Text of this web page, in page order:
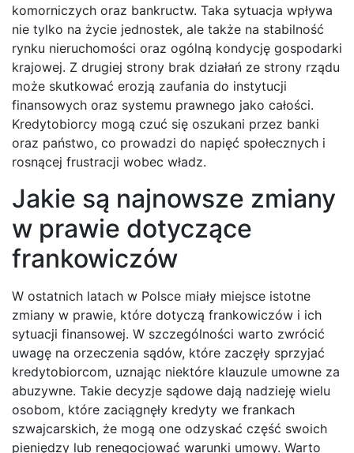
komorniczych oraz bankructw. Taka sytuacja wpływa
nie tylko na życie jednostek, ale także na stabilność
rynku nieruchomości oraz ogólną kondycję gospodarki
krajowej. Z drugiej strony brak działań ze strony rządu
może skutkować erozją zaufania do instytucji
finansowych oraz systemu prawnego jako całości.
Kredytobiorcy mogą czuć się oszukani przez banki
oraz państwo, co prowadzi do napięć społecznych i
rosnącej frustracji wobec władz.
Jakie są najnowsze zmiany
w prawie dotyczące
frankowiczów
W ostatnich latach w Polsce miały miejsce istotne
zmiany w prawie, które dotyczą frankowiczów i ich
sytuacji finansowej. W szczególności warto zwrócić
uwagę na orzeczenia sądów, które zaczęły sprzyjać
kredytobiorcom, uznając niektóre klauzule umowne za
abuzywne. Takie decyzje sądowe dają nadzieję wielu
osobom, które zaciągnęły kredyty we frankach
szwajcarskich, że mogą one odzyskać część swoich
pieniędzy lub renegocjować warunki umowy. Warto